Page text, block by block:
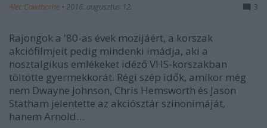
Alec Cawthorne • 2016. augusztus 12. 3
Rajongok a '80-as évek mozijáért, a korszak
akciófilmjeit pedig mindenki imádja, aki a
nosztalgikus emlékeket idéző VHS-korszakban
töltötte gyermekkorát. Régi szép idők, amikor még
nem Dwayne Johnson, Chris Hemsworth és Jason
Statham jelentette az akciósztár szinonimáját,
hanem Arnold…